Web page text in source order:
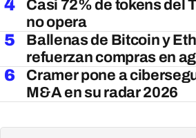
4
Casi 72% de tokens del
no opera
5
Ballenas de Bitcoin y
refuerzan compras en
6
Cramer pone a
M&A en su radar 2026